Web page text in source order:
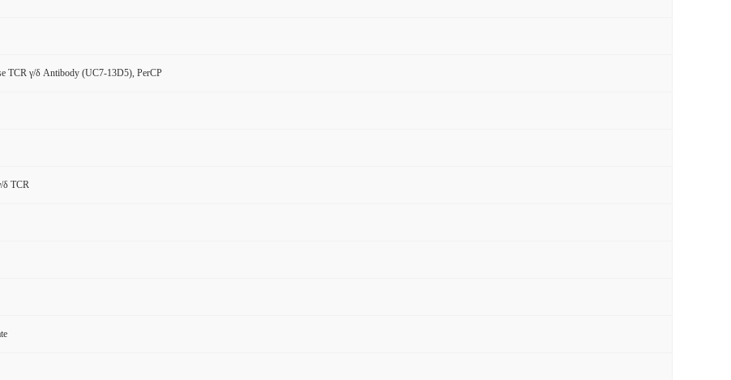
TCR γ/δ Antibody (UC7-13D5), PerCP
δ TCR